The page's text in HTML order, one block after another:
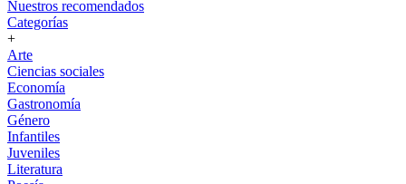
Nuestros recomendados
Categorías
+
Arte
Ciencias sociales
Economía
Gastronomía
Género
Infantiles
Juveniles
Literatura